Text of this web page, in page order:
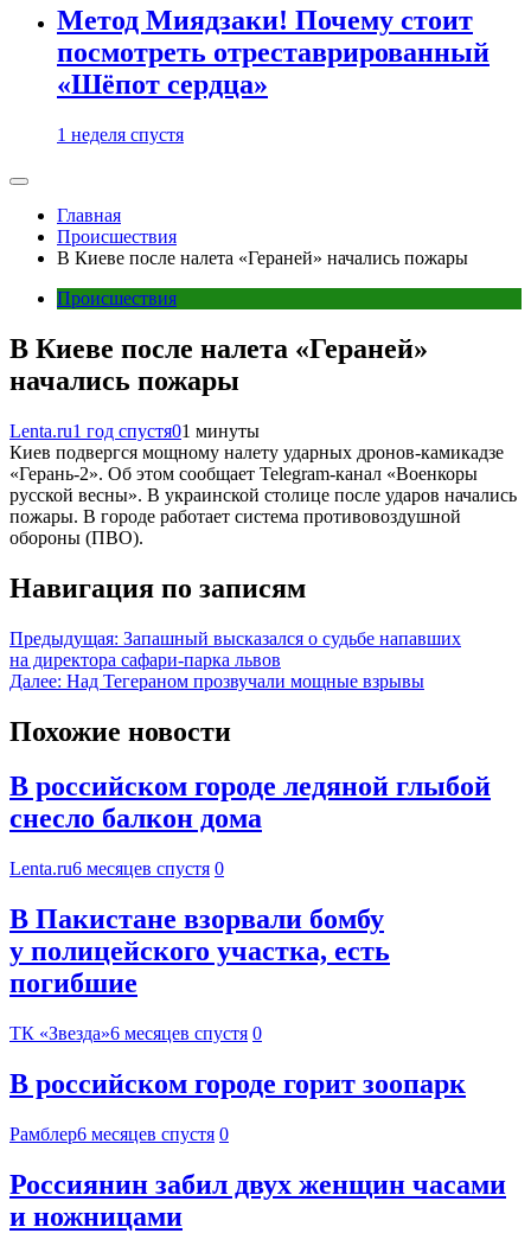
Метод Миядзаки! Почему стоит
посмотреть отреставрированный
«Шёпот сердца»
1 неделя спустя
Главная
Происшествия
В Киеве после налета «Гераней» начались пожары
Происшествия
В Киеве после налета «Гераней»
начались пожары
Lenta.ru1 год спустя01 минуты
Киев подвергся мощному налету ударных дронов-камикадзе
«Герань-2». Об этом сообщает Telegram-канал «Военкоры
русской весны». В украинской столице после ударов начались
пожары. В городе работает система противовоздушной
обороны (ПВО).
Навигация по записям
Предыдущая: Запашный высказался о судьбе напавших
на директора сафари-парка львов
Далее: Над Тегераном прозвучали мощные взрывы
Похожие новости
В российском городе ледяной глыбой
снесло балкон дома
Lenta.ru6 месяцев спустя 0
В Пакистане взорвали бомбу
у полицейского участка, есть
погибшие
ТК «Звезда»6 месяцев спустя 0
В российском городе горит зоопарк
Рамблер6 месяцев спустя 0
Россиянин забил двух женщин часами
и ножницами